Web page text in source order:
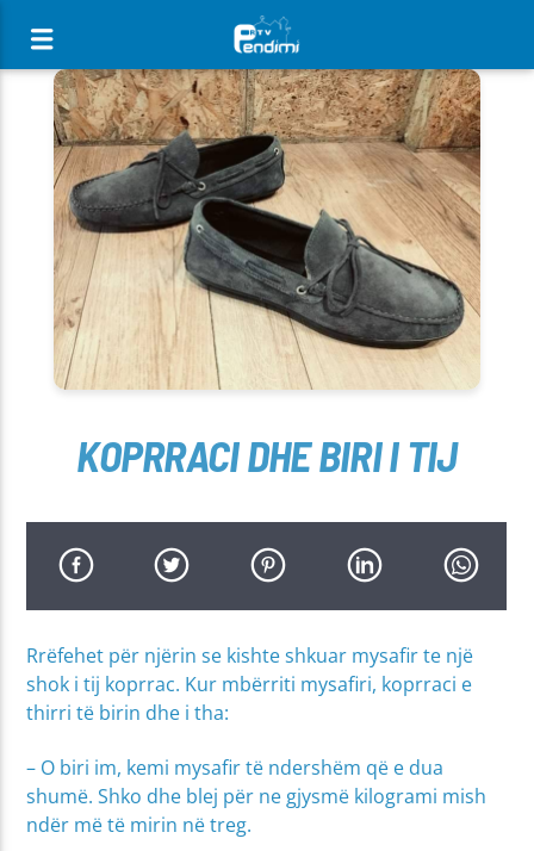
[There are no radio stations in the database]
KOPRRACI DHE BIRI I TIJ
Rrëfehet për njërin se kishte shkuar mysafir te një
shok i tij koprrac. Kur mbërriti mysafiri, koprraci e
thirri të birin dhe i tha:
– O biri im, kemi mysafir të ndershëm që e dua
shumë. Shko dhe blej për ne gjysmë kilogrami mish
ndër më të mirin në treg.